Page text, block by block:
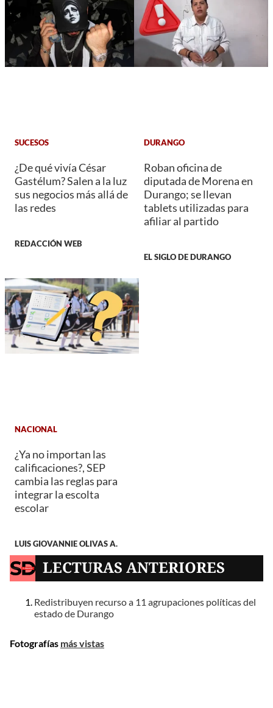
SUCESOS
¿De qué vivía César
Gastélum? Salen a la luz
sus negocios más allá de
las redes
REDACCIÓN WEB
DURANGO
Roban oficina de
diputada de Morena en
Durango; se llevan
tablets utilizadas para
afiliar al partido
EL SIGLO DE DURANGO
NACIONAL
¿Ya no importan las
calificaciones?, SEP
cambia las reglas para
integrar la escolta
escolar
LUIS GIOVANNIE OLIVAS A.
LECTURAS ANTERIORES
Redistribuyen recurso a 11 agrupaciones políticas del
estado de Durango
Fotografías más vistas